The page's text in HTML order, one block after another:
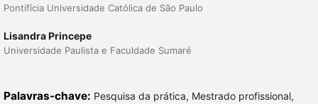
Pontifícia Universidade Católica de São Paulo
Lisandra Princepe
Universidade Paulista e Faculdade Sumaré
Palavras-chave: Pesquisa da prática, Mestrado profissional,